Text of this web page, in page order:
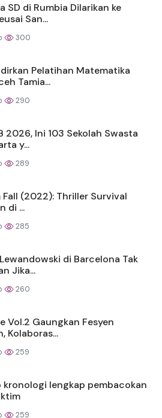
SD di Rumbia Dilarikan ke
San...
300
Pelatihan Matematika
Tamia...
290
2026, Ini 103 Sekolah Swasta
y...
289
Fall (2022): Thriller Survival
di ...
285
di Barcelona Tak
Jika...
260
Vol.2 Gaungkan Fesyen
Kolaboras...
259
kronologi lengkap pembacokan
259